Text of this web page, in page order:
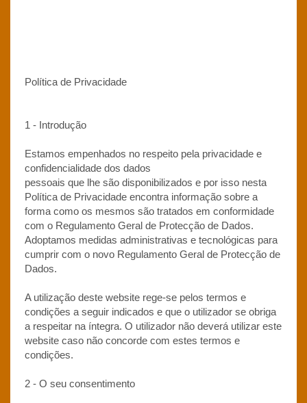
Política de Privacidade
1 - Introdução
Estamos empenhados no respeito pela privacidade e
confidencialidade dos dados
pessoais que lhe são disponibilizados e por isso nesta
Política de Privacidade encontra informação sobre a
forma como os mesmos são tratados em conformidade
com o Regulamento Geral de Protecção de Dados.
Adoptamos medidas administrativas e tecnológicas para
cumprir com o novo Regulamento Geral de Protecção de
Dados.
A utilização deste website rege-se pelos termos e
condições a seguir indicados e que o utilizador se obriga
a respeitar na íntegra. O utilizador não deverá utilizar este
website caso não concorde com estes termos e
condições.
2 - O seu consentimento